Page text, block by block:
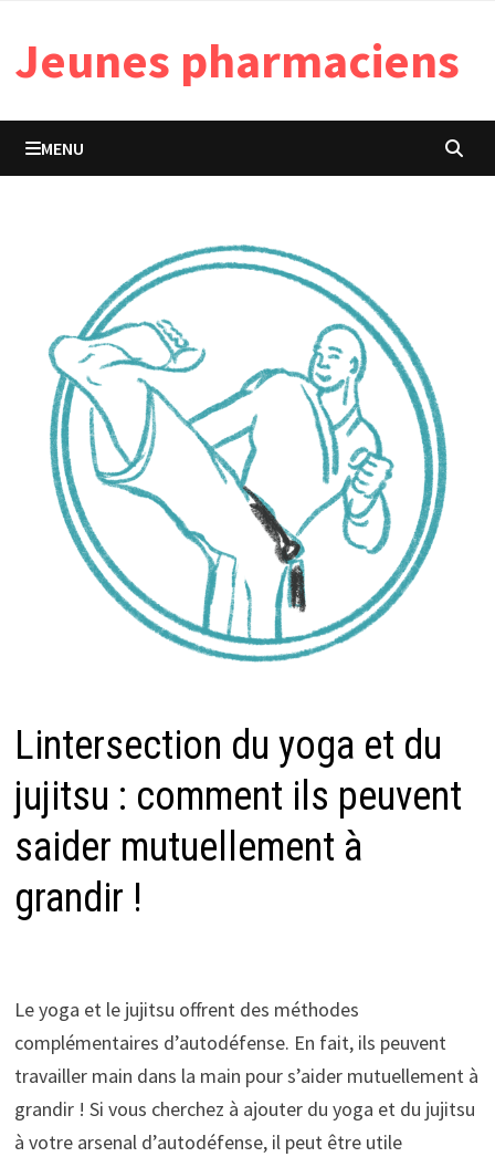
contenu
Jeunes pharmaciens
MENU
Lintersection du yoga et du
jujitsu : comment ils peuvent
saider mutuellement à
grandir !
Le yoga et le jujitsu offrent des méthodes
complémentaires d’autodéfense. En fait, ils peuvent
travailler main dans la main pour s’aider mutuellement à
grandir ! Si vous cherchez à ajouter du yoga et du jujitsu
à votre arsenal d’autodéfense, il peut être utile